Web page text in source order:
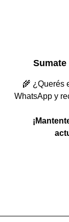
🌾 ¿Querés
WhatsApp y